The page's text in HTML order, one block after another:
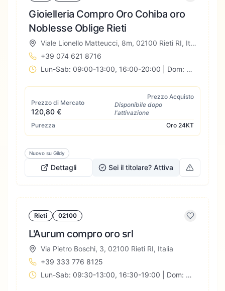
Gioielleria Compro Oro Cohiba oro
Noblesse Oblige Rieti
Viale Lionello Matteucci, 8m, 02100 Rieti RI, Italia
+39 074 621 8716
Lun-Sab: 09:00-13:00, 16:00-20:00 | Dom: Chiuso
Prezzo di Mercato
120,80 €
Prezzo Acquisto
Disponibile dopo
l'attivazione
Purezza
Oro 24KT
Nuovo su Gildy
Dettagli Sei il titolare? Attiva
Rieti 02100
L'Aurum compro oro srl
Via Pietro Boschi, 3, 02100 Rieti RI, Italia
+39 333 776 8125
Lun-Sab: 09:30-13:00, 16:30-19:00 | Dom: Chiuso